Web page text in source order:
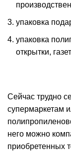
упаковка
упаковка
открытки,
Сейчас трудно
супермаркетам
него можно
приобретенных